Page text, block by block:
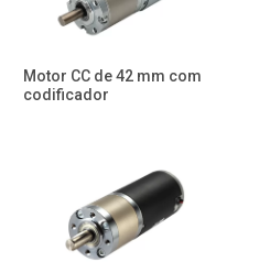
Motor CC de 42 mm com
codificador